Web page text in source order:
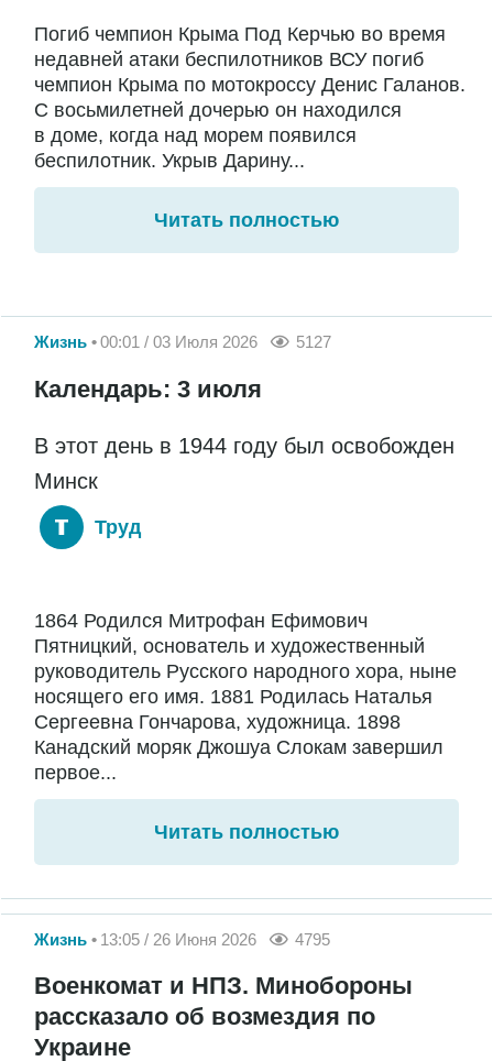
Погиб чемпион Крыма Под Керчью во время
недавней атаки беспилотников ВСУ погиб
чемпион Крыма по мотокроссу Денис Галанов.
С восьмилетней дочерью он находился
в доме, когда над морем появился
беспилотник. Укрыв Дарину...
Читать полностью
Жизнь 00:01 / 03 Июля 2026 5127
Календарь: 3 июля
В этот день в 1944 году был освобожден
Минск
Труд
1864 Родился Митрофан Ефимович
Пятницкий, основатель и художественный
руководитель Русского народного хора, ныне
носящего его имя. 1881 Родилась Наталья
Сергеевна Гончарова, художница. 1898
Канадский моряк Джошуа Слокам завершил
первое...
Читать полностью
Жизнь 13:05 / 26 Июня 2026 4795
Военкомат и НПЗ. Минобороны
рассказало об возмездия по
Украине